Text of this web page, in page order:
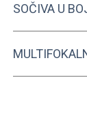
SOČIVA U